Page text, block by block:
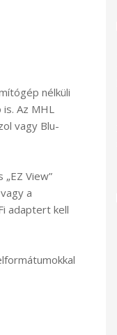
nélküli
Az MHL
vagy Blu-
View”
a
adaptert kell